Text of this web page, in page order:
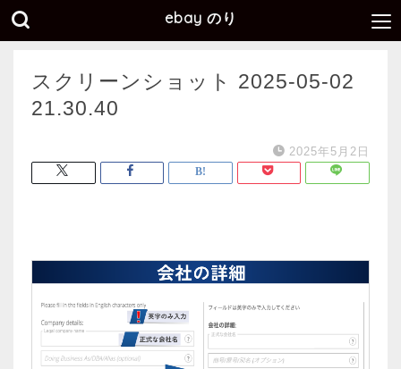
ebay のり
スクリーンショット 2025-05-02
21.30.40
2025年5月2日